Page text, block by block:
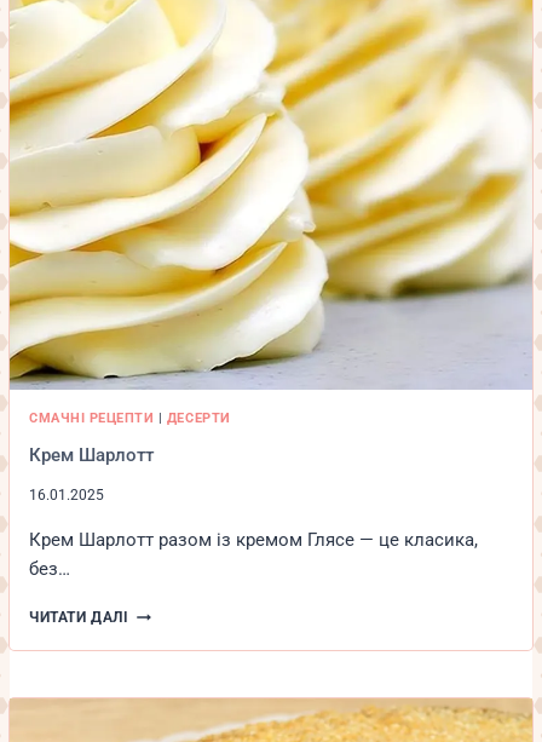
СМАЧНІ РЕЦЕПТИ | ДЕСЕРТИ
Крем Шарлотт
16.01.2025
Крем Шарлотт разом із кремом Глясе — це класика,
без…
ЧИТАТИ ДАЛІ
КРЕМ